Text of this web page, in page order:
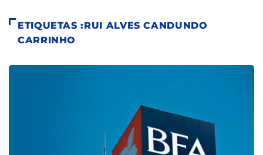
ETIQUETAS :RUI ALVES CANDUNDO
CARRINHO